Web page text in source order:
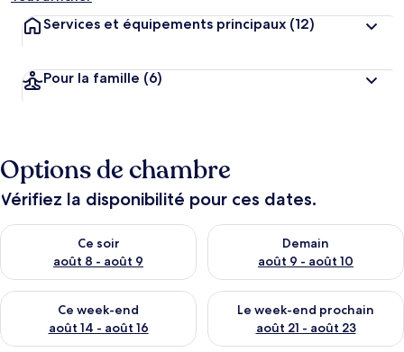
Services et équipements principaux (12)
Pour la famille (6)
Options de chambre
Vérifiez la disponibilité pour ces dates.
Ce soir
août 8 - août 9
Vérifier la disponibilité pour ce soir août 8 - août 9
Demain
août 9 - août 10
Vérifier la disponibilité pour
Ce week-end
août 14 - août 16
Vérifier la disponibilité pour ce week-end août 14 - août 16
Le week-end prochain
août 21 - août 23
Vérifier la disponibilité pour